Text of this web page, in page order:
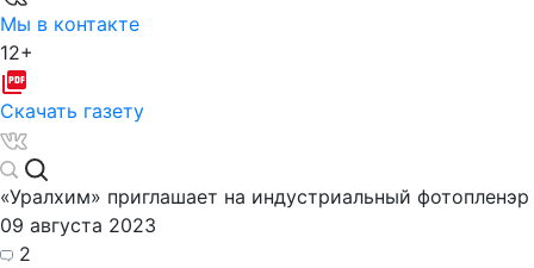
Мы в контакте
12+
Скачать газету
«Уралхим» приглашает на индустриальный фотопленэр
09 августа 2023
2